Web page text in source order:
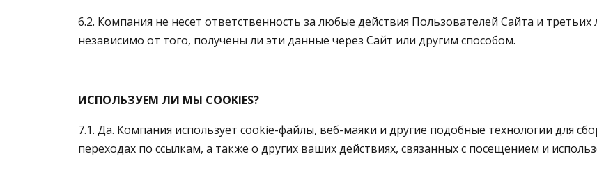
6.2. Компания не несет ответственность за любые действия Пользователей Сайта и
независимо от того, получены ли эти данные через Сайт или другим способом.
ИСПОЛЬЗУЕМ ЛИ МЫ COOKIES?
7.1. Да. Компания использует cookie-файлы, веб-маяки и другие подобные технологии для
переходах по ссылкам, а также о других ваших действиях, связанных с посещением и